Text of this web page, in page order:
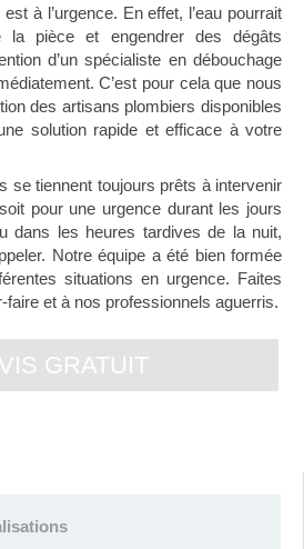
à l’urgence. En effet, l’eau pourrait
la pièce et engendrer des dégâts
d’un spécialiste en débouchage
C’est pour cela que nous
des artisans plombiers disponibles
solution rapide et efficace à votre
se tiennent toujours prêts à intervenir
pour une urgence durant les jours
dans les heures tardives de la nuit,
Notre équipe a été bien formée
situations en urgence. Faites
et à nos professionnels aguerris.
GRATUIT